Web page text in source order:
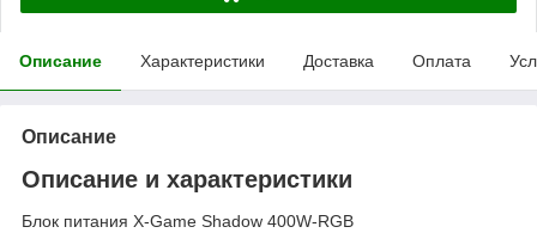
Описание Характеристики Доставка Оплата
Описание
Описание и характеристики
Блок питания X-Game Shadow 400W-RGB